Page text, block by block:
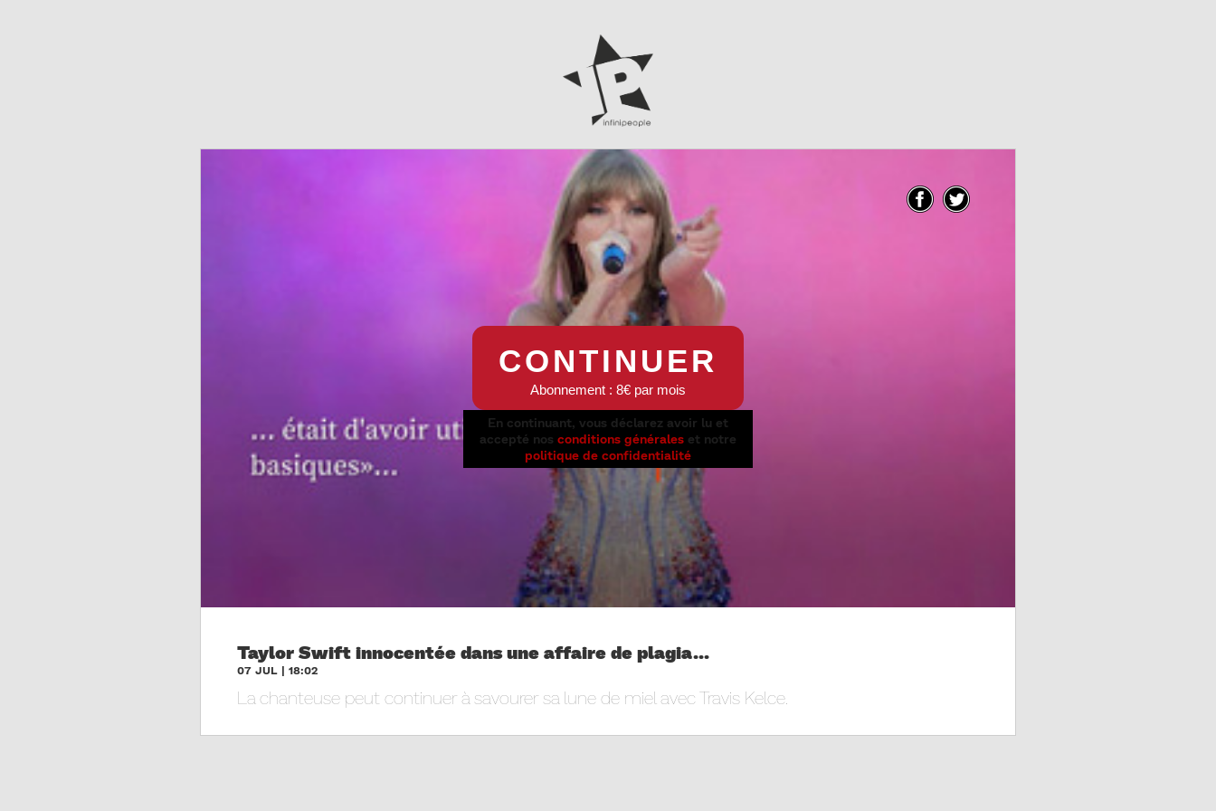
CONTINUER
Abonnement : 8€ par mois
En continuant, vous déclarez avoir lu et
accepté nos conditions générales et notre
politique de confidentialité
Taylor Swift innocentée dans une affaire de plagia...
07 JUL | 18:02
La chanteuse peut continuer à savourer sa lune de miel avec Travis Kelce.